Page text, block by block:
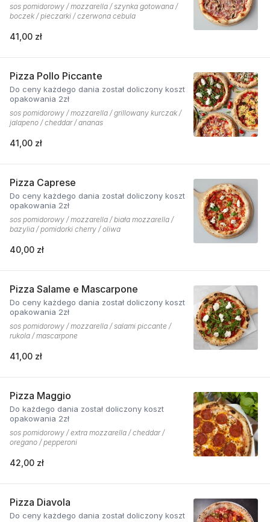
sos pomidorowy / mozzarella / szynka gotowana /
boczek / pieczarki / czerwona cebula
41,00 zł
Pizza Pollo Piccante
Do ceny każdego dania został doliczony koszt
opakowania 2zł
sos pomidorowy / mozzarella / grillowany kurczak /
jalapeno / cheddar / ananas
41,00 zł
Pizza Caprese
Do ceny każdego dania został doliczony koszt
opakowania 2zł
sos pomidorowy / mozzarella / biała mozzarella /
bazylia / pomidorki cherry / oliwa
40,00 zł
Pizza Salame e Mascarpone
Do ceny każdego dania został doliczony koszt
opakowania 2zł
sos pomidorowy / mozzarella / salami piccante /
rukola / mascarpone
41,00 zł
Pizza Maggio
Do każdego dania został doliczony koszt
opakowania 2zł
sos pomidorowy / extra mozzarella / cheddar /
oregano / pepperoni
42,00 zł
Pizza Diavola
Do ceny każdego dania został doliczony koszt